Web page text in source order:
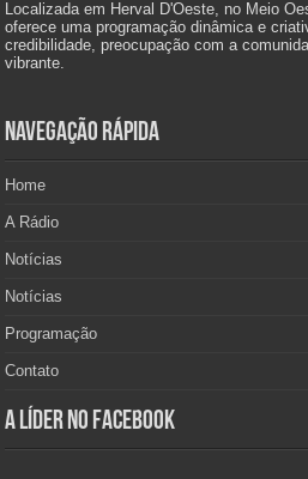
Localizada em Herval D'Oeste, no Meio
oferece uma programação dinâmica e
credibilidade, preocupação com a
vibrante.
Navegação Rápida
Home
A Rádio
Notícias
Notícias
Programação
Contato
A Líder no Facebook